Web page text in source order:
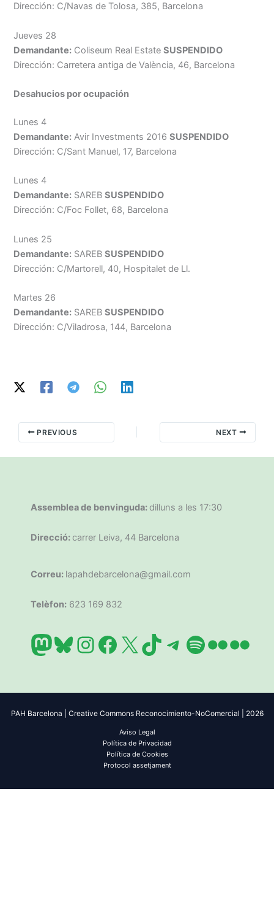
Dirección: C/Navas de Tolosa, 385, Barcelona
Jueves 28
Demandante: Coliseum Real EstateSUSPENDIDO
Dirección: Carretera antiga de València, 46, Barcelona
Desahucios por ocupación
Lunes 4
Demandante: Avir Investments 2016SUSPENDIDO
Dirección: C/Sant Manuel, 17, Barcelona
Lunes 4
Demandante: SAREBSUSPENDIDO
Dirección: C/Foc Follet, 68, Barcelona
Lunes 25
Demandante: SAREBSUSPENDIDO
Dirección: C/Martorell, 40, Hospitalet de Ll.
Martes 26
Demandante: SAREBSUSPENDIDO
Dirección: C/Viladrosa, 144, Barcelona
PREVIOUS NEXT
Assemblea de benvinguda: dilluns a les 17:30
Direcció: carrer Leiva, 44 Barcelona
Correu: lapahdebarcelona@gmail.com
Telèfon: 623 169 832
Mastodon
Bluesky
Instagram
Facebook
X TikTok
Telegram
Spotify
Flickr
PAH Barcelona | Creative Commons Reconocimiento-NoComercial | 2026
Aviso Legal
Política de Privacidad
Política de Cookies
Protocol assetjament